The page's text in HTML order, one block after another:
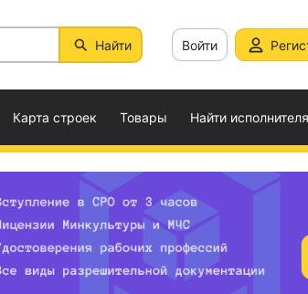
Найти Войти
Карта строек Товары Найти исполнителя